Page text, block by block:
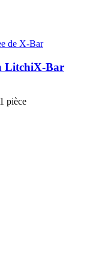
LitchiX-Bar
1 pièce